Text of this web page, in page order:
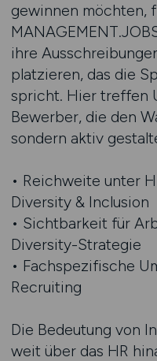
gewinnen möchten,
ihre
platzieren, das die
spricht. Hier treffen
Bewerber, die den
sondern aktiv
• Reichweite unter
Diversity & Inclusion
• Sichtbarkeit für
Diversity-Strategie
• Fachspezifische
Recruiting
Die Bedeutung von
weit über das HR